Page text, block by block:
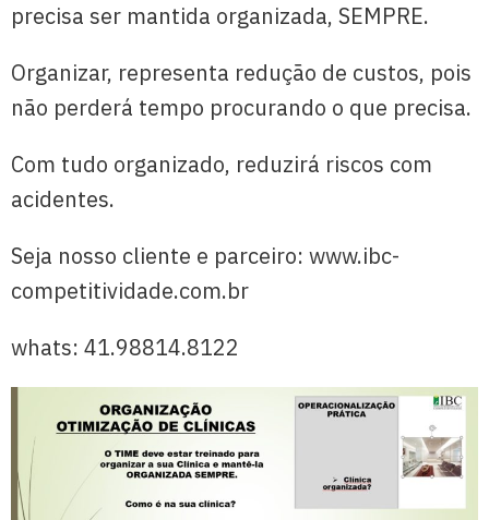
precisa ser mantida organizada, SEMPRE.
Organizar, representa redução de custos, pois
não perderá tempo procurando o que precisa.
Com tudo organizado, reduzirá riscos com
acidentes.
Seja nosso cliente e parceiro: www.ibc-
competitividade.com.br
whats: 41.98814.8122